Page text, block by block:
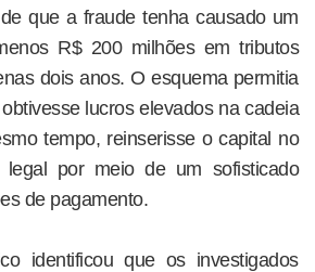
que a fraude tenha causado um
R$ 200 milhões em tributos
dois anos. O esquema permitia
lucros elevados na cadeia
tempo, reinserisse o capital no
legal por meio de um sofisticado
de pagamento.
identificou que os investigados